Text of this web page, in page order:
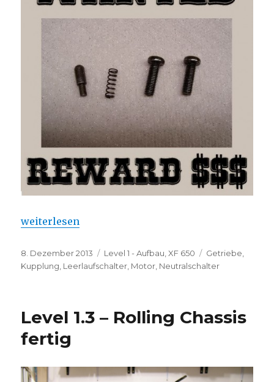
„WANTED!“
weiterlesen
Veröffentlicht
am
8. Dezember 2013 Kategorien
Level 1 - Aufbau,XF 650 Schlagwörter
Getriebe,
Kupplung, Leerlaufschalter, Motor, Neutralschalter
Level 1.3 – Rolling Chassis
fertig